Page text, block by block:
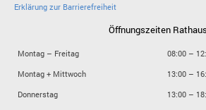
Erklärung zur Barrierefreiheit
Öffnungszeiten Rathaus
Montag – Freitag
08:00 –
Montag + Mittwoch
13:00 –
Donnerstag
13:00 –